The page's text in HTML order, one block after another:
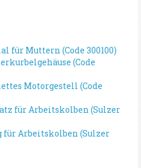
für Muttern (Code 300100)
(Code
Motorgestell (Code
für Arbeitskolben (Sulzer
für Arbeitskolben (Sulzer